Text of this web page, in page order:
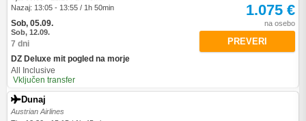
Nazaj: 13:05 - 13:55 / 1h 50min
Sob, 05.09.
Sob, 12.09.
7 dni
DZ Deluxe mit pogled na morje
All Inclusive
Vključen transfer
1.075 €
na osebo
PREVERI
Dunaj
Austrian Airlines